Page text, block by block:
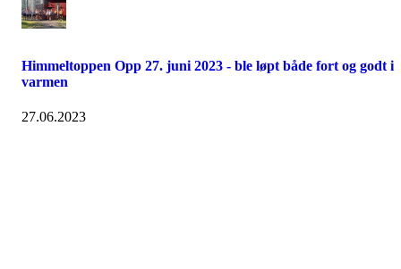
Himmeltoppen Opp 27. juni 2023 - ble løpt både fort og godt i
varmen
27.06.2023